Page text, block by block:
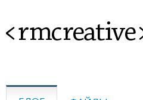
<rmcreative>